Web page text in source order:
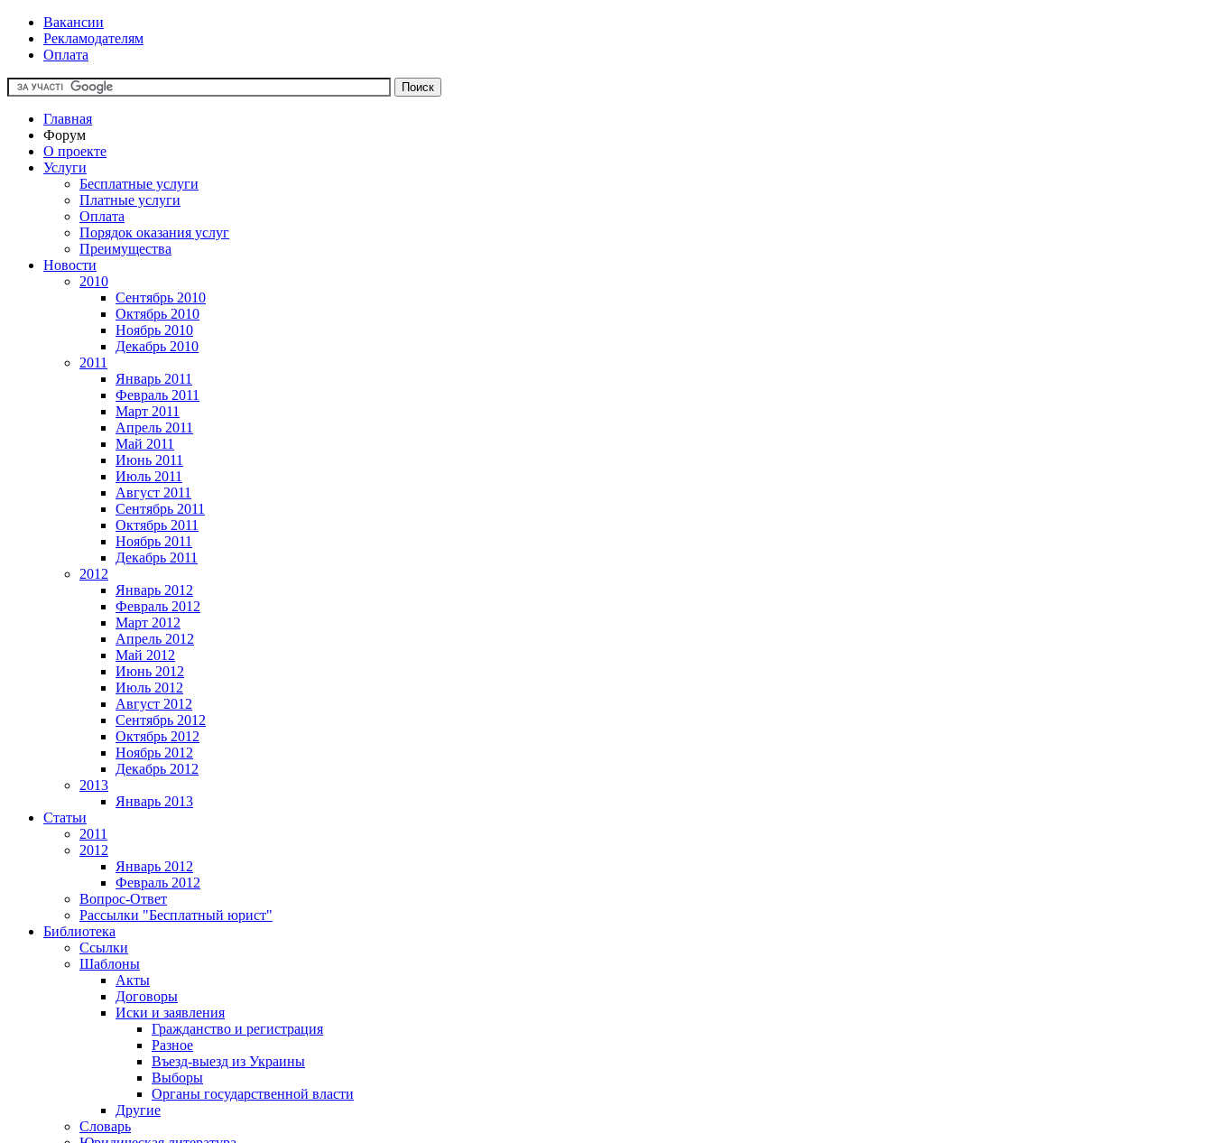
Вакансии
Рекламодателям
Оплата
Главная
Форум
О проекте
Услуги
Бесплатные услуги
Платные услуги
Оплата
Порядок оказания услуг
Преимущества
Новости
2010
Сентябрь 2010
Октябрь 2010
Ноябрь 2010
Декабрь 2010
2011
Январь 2011
Февраль 2011
Март 2011
Апрель 2011
Май 2011
Июнь 2011
Июль 2011
Август 2011
Сентябрь 2011
Октябрь 2011
Ноябрь 2011
Декабрь 2011
2012
Январь 2012
Февраль 2012
Март 2012
Апрель 2012
Май 2012
Июнь 2012
Июль 2012
Август 2012
Сентябрь 2012
Октябрь 2012
Ноябрь 2012
Декабрь 2012
2013
Январь 2013
Статьи
2011
2012
Январь 2012
Февраль 2012
Вопрос-Ответ
Рассылки "Бесплатный юрист"
Библиотека
Ссылки
Шаблоны
Акты
Договоры
Иски и заявления
Гражданство и регистрация
Разное
Въезд-выезд из Украины
Выборы
Органы государственной власти
Другие
Словарь